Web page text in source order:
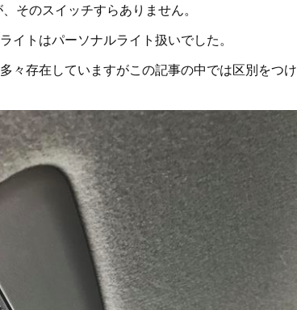
そのスイッチすらありません。
イトはパーソナルライト扱いでした。
々存在していますがこの記事の中では区別をつけ